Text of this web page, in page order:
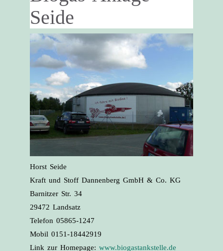
Seide
Horst Seide
Kraft und Stoff Dannenberg GmbH & Co. KG
Barnitzer Str. 34
29472 Landsatz
Telefon 05865-1247
Mobil 0151-18442919
Link zur Homepage: www.biogastankstelle.de